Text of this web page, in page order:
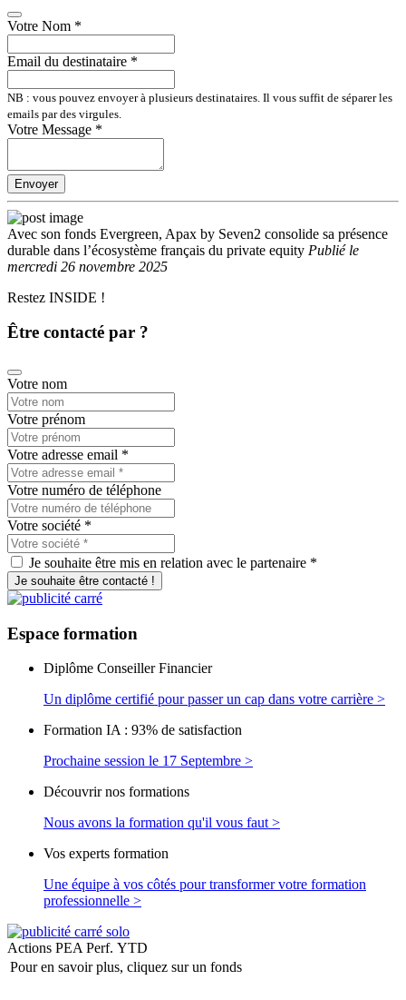
Votre Nom *
Email du destinataire *
NB : vous pouvez envoyer à plusieurs destinataires. Il vous suffit de séparer les
emails par des virgules.
Votre Message *
Envoyer
Avec son fonds Evergreen, Apax by Seven2 consolide sa présence
durable dans l’écosystème français du private equity Publiéle
mercredi 26 novembre 2025
Restez INSIDE !
Être contacté par ?
Votre nom
Votre prénom
Votre adresse email *
Votre numéro de téléphone
Votre société *
Je souhaite être mis en relation avec le partenaire *
Je souhaite être contacté !
Espace formation
Diplôme Conseiller Financier
Un diplôme certifié pour passer un cap dans votre carrière >
Formation IA : 93% de satisfaction
Prochaine session le 17 Septembre >
Découvrir nos formations
Nous avons la formation qu'il vous faut >
Vos experts formation
Une équipe à vos côtés pour transformer votre formation
professionnelle >
Actions PEA Perf. YTD
Pour en savoir plus, cliquez sur un fonds